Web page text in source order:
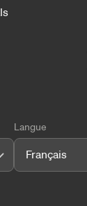
Langue
Français